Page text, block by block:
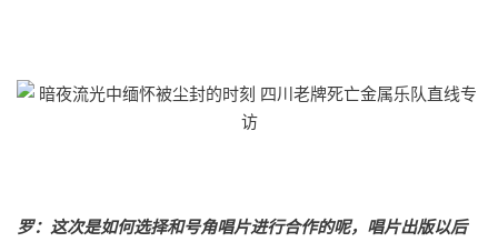
罗：这次是如何选择和号角唱片进行合作的呢，唱片出版以后